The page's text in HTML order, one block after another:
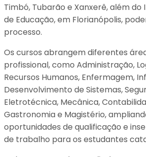
Timbó, Tubarão e Xanxerê, além do
de Educação, em Florianópolis,
processo.
Os cursos abrangem diferentes
profissional, como Administração,
Recursos Humanos, Enfermagem,
Desenvolvimento de Sistemas,
Eletrotécnica, Mecânica,
Gastronomia e Magistério,
oportunidades de qualificação e
de trabalho para os estudantes